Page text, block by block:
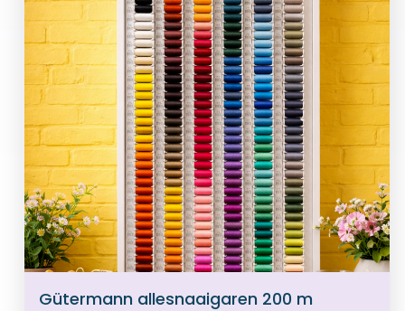
Gütermann allesnaaigaren 200 m